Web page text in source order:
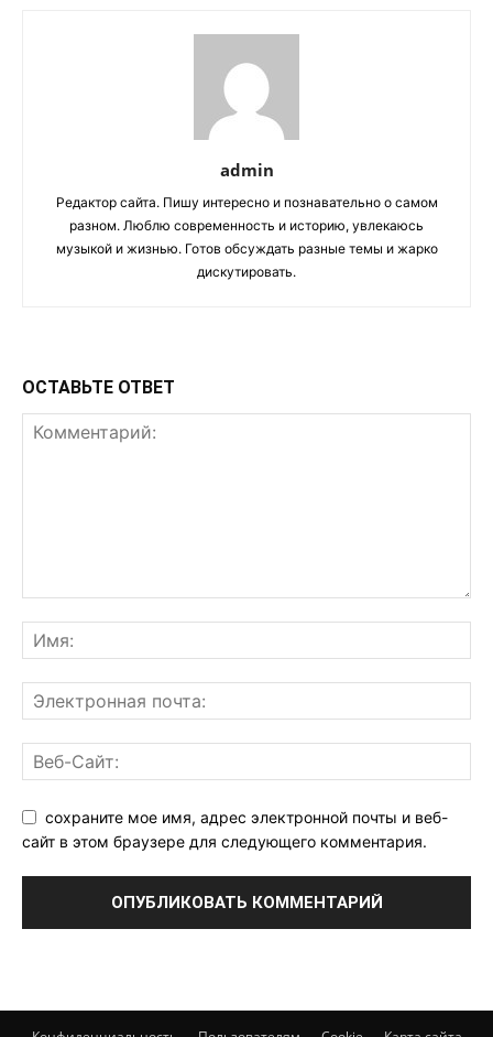
admin
Редактор сайта. Пишу интересно и познавательно о самом
разном. Люблю современность и историю, увлекаюсь
музыкой и жизнью. Готов обсуждать разные темы и жарко
дискутировать.
ОСТАВЬТЕ ОТВЕТ
сохраните мое имя, адрес электронной почты и веб-
сайт в этом браузере для следующего комментария.